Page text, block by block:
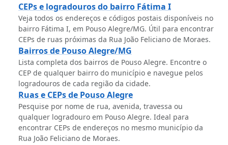
CEPs e logradouros do bairro Fátima I
Veja todos os endereços e códigos postais disponíveis no
bairro Fátima I, em Pouso Alegre/MG. Útil para encontrar
CEPs de ruas próximas da Rua João Feliciano de Moraes.
Bairros de Pouso Alegre/MG
Lista completa dos bairros de Pouso Alegre. Encontre o
CEP de qualquer bairro do município e navegue pelos
logradouros de cada região da cidade.
Ruas e CEPs de Pouso Alegre
Pesquise por nome de rua, avenida, travessa ou
qualquer logradouro em Pouso Alegre. Ideal para
encontrar CEPs de endereços no mesmo município da
Rua João Feliciano de Moraes.